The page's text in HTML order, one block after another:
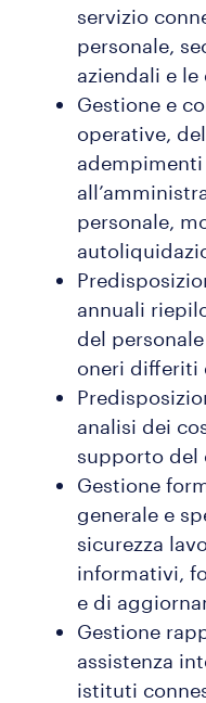
servizio
personale,
aziendali e
Gestione e
operative,
personale,
annuali
del
oneri differiti
analisi dei
supporto del
Gestione
generale e
sicurezza
informativi,
e di
Gestione
assistenza
istituti